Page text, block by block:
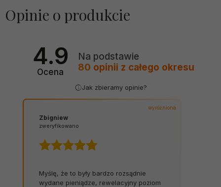
Opinie o produkcie
4.9
Ocena
Na podstawie
80 opinii z całego okresu
Jak zbieramy opinie?
wyróżniona
Zbigniew
zweryfikowano
Myślę, że to były bardzo rozsądnie
wydane pieniądze, rewelacyjny poziom